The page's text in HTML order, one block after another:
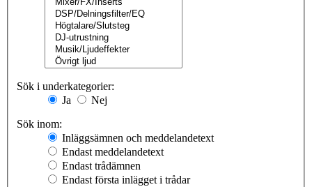
Sök i underkategorier:
Ja
Nej
Sök inom:
Inläggsämnen och meddelandetext
Endast meddelandetext
Endast trådämnen
Endast första inlägget i trådar